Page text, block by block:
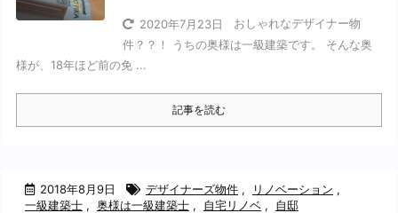
2020年7月23日
おしゃれなデザイナー物
件？？！ うちの奥様は一級建築です。 そんな奥
様が、18年ほど前の免 ...
記事を読む
2018年8月9日 デザイナーズ物件 , リノベーション ,
一級建築士 , 奥様は一級建築士 , 自宅リノベ , 自邸